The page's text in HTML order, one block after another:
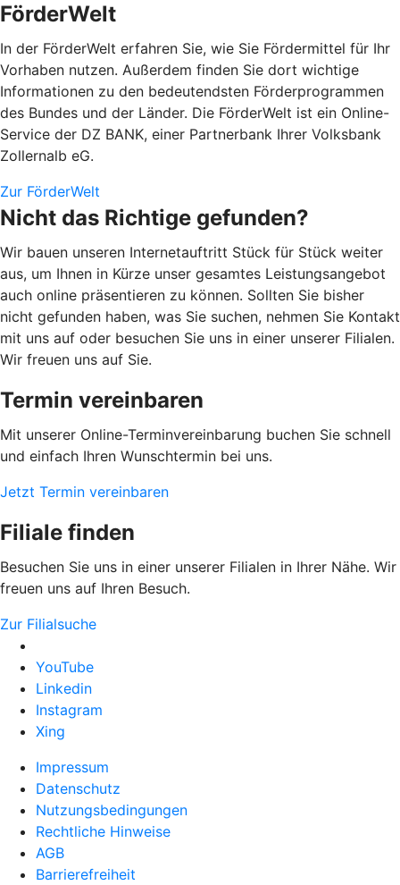
FörderWelt
In der FörderWelt erfahren Sie, wie Sie Fördermittel für Ihr
Vorhaben nutzen. Außerdem finden Sie dort wichtige
Informationen zu den bedeutendsten Förderprogrammen
des Bundes und der Länder. Die FörderWelt ist ein Online-
Service der DZ BANK, einer Partnerbank Ihrer Volksbank
Zollernalb eG.
Zur FörderWelt
Nicht das Richtige gefunden?
Wir bauen unseren Internetauftritt Stück für Stück weiter
aus, um Ihnen in Kürze unser gesamtes Leistungsangebot
auch online präsentieren zu können. Sollten Sie bisher
nicht gefunden haben, was Sie suchen, nehmen Sie Kontakt
mit uns auf oder besuchen Sie uns in einer unserer Filialen.
Wir freuen uns auf Sie.
Termin vereinbaren
Mit unserer Online-Terminvereinbarung buchen Sie schnell
und einfach Ihren Wunschtermin bei uns.
Jetzt Termin vereinbaren
Filiale finden
Besuchen Sie uns in einer unserer Filialen in Ihrer Nähe. Wir
freuen uns auf Ihren Besuch.
Zur Filialsuche
YouTube
Linkedin
Instagram
Xing
Impressum
Datenschutz
Nutzungsbedingungen
Rechtliche Hinweise
AGB
Barrierefreiheit